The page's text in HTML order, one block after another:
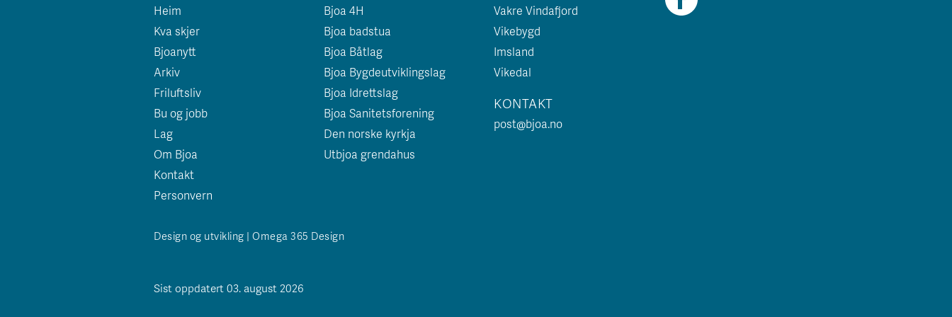
Heim
Kva skjer
Bjoanytt
Arkiv
Friluftsliv
Bu og jobb
Lag
Om Bjoa
Kontakt
Personvern
Bjoa 4H
Bjoa badstua
Bjoa Båtlag
Bjoa Bygdeutviklingslag
Bjoa Idrettslag
Bjoa Sanitetsforening
Den norske kyrkja
Utbjoa grendahus
Vakre Vindafjord
Vikebygd
Imsland
Vikedal
KONTAKT
post@bjoa.no
Design og utvikling | Omega 365 Design
Sist oppdatert 03. august 2026